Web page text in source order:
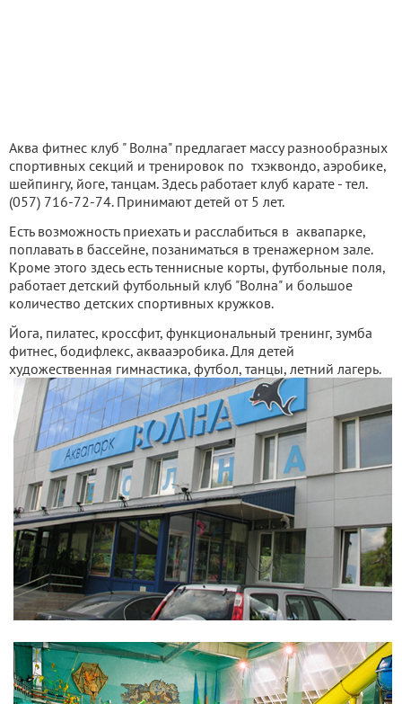
Аква фитнес клуб " Волна" предлагает массу разнообразных
спортивных секций и тренировок по тхэквондо, аэробике,
шейпингу, йоге, танцам. Здесь работает клуб карате - тел.
(057) 716-72-74. Принимают детей от 5 лет.
Есть возможность приехать и расслабиться в аквапарке,
поплавать в бассейне, позаниматься в тренажерном зале.
Кроме этого здесь есть теннисные корты, футбольные поля,
работает детский футбольный клуб "Волна" и большое
количество детских спортивных кружков.
Йога, пилатес, кроссфит, функциональный тренинг, зумба
фитнес, бодифлекс, аквааэробика. Для детей
художественная гимнастика, футбол, танцы, летний лагерь.